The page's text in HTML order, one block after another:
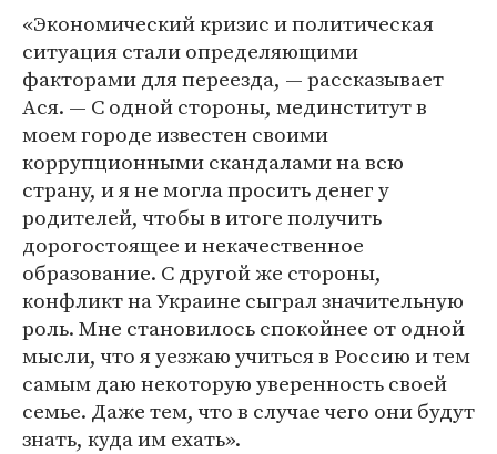
«Экономический кризис и политическая
ситуация стали определяющими
факторами для переезда, — рассказывает
Ася. — С одной стороны, мединститут в
моем городе известен своими
коррупционными скандалами на всю
страну, и я не могла просить денег у
родителей, чтобы в итоге получить
дорогостоящее и некачественное
образование. С другой же стороны,
конфликт на Украине сыграл значительную
роль. Мне становилось спокойнее от одной
мысли, что я уезжаю учиться в Россию и тем
самым даю некоторую уверенность своей
семье. Даже тем, что в случае чего они будут
знать, куда им ехать».